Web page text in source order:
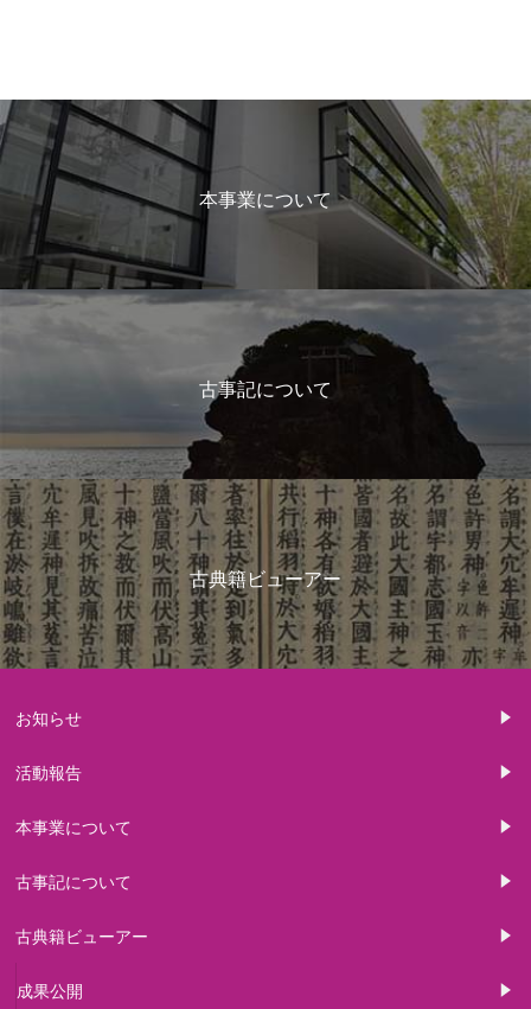
本事業について
古事記について
古典籍ビューアー
お知らせ
活動報告
本事業について
古事記について
古典籍ビューアー
成果公開